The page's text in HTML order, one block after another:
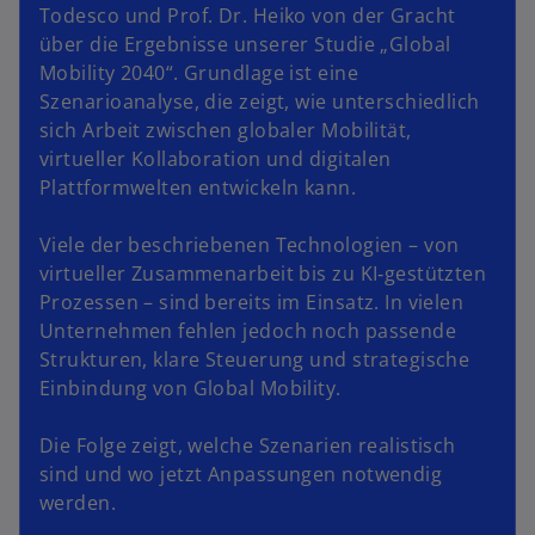
e
w
t
a
b
Todesco und Prof. Dr. Heiko von der Gracht
über die Ergebnisse unserer Studie „Global
Mobility 2040“. Grundlage ist eine
Szenarioanalyse, die zeigt, wie unterschiedlich
sich Arbeit zwischen globaler Mobilität,
virtueller Kollaboration und digitalen
Plattformwelten entwickeln kann.
Viele der beschriebenen Technologien – von
virtueller Zusammenarbeit bis zu KI‑gestützten
Prozessen – sind bereits im Einsatz. In vielen
Unternehmen fehlen jedoch noch passende
Strukturen, klare Steuerung und strategische
Einbindung von Global Mobility.
Die Folge zeigt, welche Szenarien realistisch
sind und wo jetzt Anpassungen notwendig
werden.